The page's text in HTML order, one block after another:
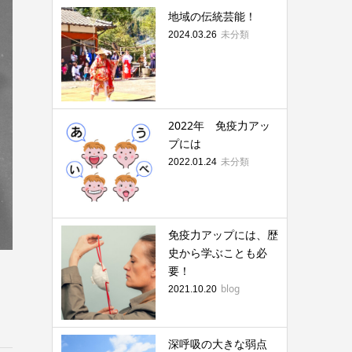
地域の伝統芸能！
2024.03.26 未分類
2022年 免疫力アッ
プには
2022.01.24 未分類
免疫力アップには、歴
史から学ぶことも必
要！
2021.10.20 blog
深呼吸の大きな弱点